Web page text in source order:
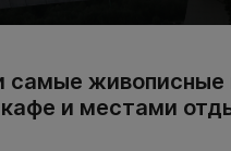
самые живописные
и местами